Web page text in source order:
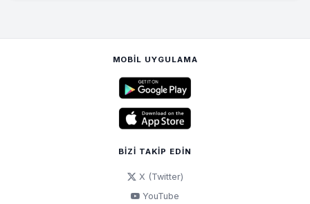
MOBIL UYGULAMA
BIZI TAKIP EDIN
X (Twitter)
YouTube